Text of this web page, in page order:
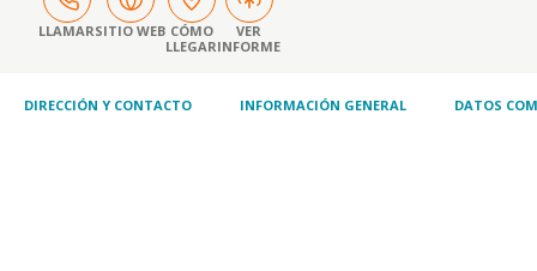
LLAMARSITIO WEB CÓMO
LLEGAR
VER
INFORME
DIRECCIÓN Y CONTACTO INFORMACIÓN GENERAL DATOS